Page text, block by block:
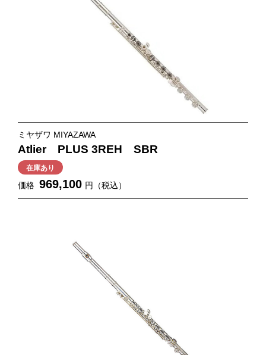
ミヤザワ MIYAZAWA
Atlier PLUS 3REH SBR
在庫あり
価格 969,100 円（税込）